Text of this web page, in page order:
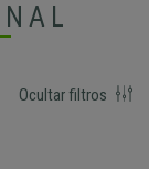
Ocultarfiltros